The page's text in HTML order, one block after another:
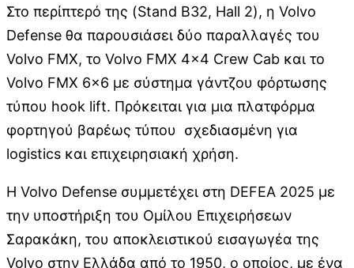
Στο περίπτερό της (Stand B32, Hall 2), η Volvo
Defense θα παρουσιάσει δύο παραλλαγές του
Volvo FMX, το Volvo FMX 4×4 Crew Cab και το
Volvo FMX 6×6 με σύστημα γάντζου φόρτωσης
τύπου hook lift. Πρόκειται για μια πλατφόρμα
φορτηγού βαρέως τύπου σχεδιασμένη για
logistics και επιχειρησιακή χρήση.
Η Volvo Defense συμμετέχει στη DEFEA 2025 με
την υποστήριξη του Ομίλου Επιχειρήσεων
Σαρακάκη, του αποκλειστικού εισαγωγέα της
Volvo στην Ελλάδα από το 1950, ο οποίος, με ένα